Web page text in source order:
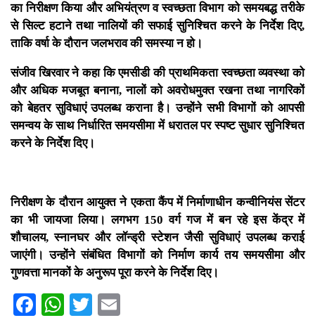
का निरीक्षण किया और अभियंत्रण व स्वच्छता विभाग को समयबद्ध तरीके
से सिल्ट हटाने तथा नालियों की सफाई सुनिश्चित करने के निर्देश दिए,
ताकि वर्षा के दौरान जलभराव की समस्या न हो।
संजीव खिरवार ने कहा कि एमसीडी की प्राथमिकता स्वच्छता व्यवस्था को
और अधिक मजबूत बनाना, नालों को अवरोधमुक्त रखना तथा नागरिकों
को बेहतर सुविधाएं उपलब्ध कराना है। उन्होंने सभी विभागों को आपसी
समन्वय के साथ निर्धारित समयसीमा में धरातल पर स्पष्ट सुधार सुनिश्चित
करने के निर्देश दिए।
निरीक्षण के दौरान आयुक्त ने एकता कैंप में निर्माणाधीन कन्वीनियंस सेंटर
का भी जायजा लिया। लगभग 150 वर्ग गज में बन रहे इस केंद्र में
शौचालय, स्नानघर और लॉन्ड्री स्टेशन जैसी सुविधाएं उपलब्ध कराई
जाएंगी। उन्होंने संबंधित विभागों को निर्माण कार्य तय समयसीमा और
गुणवत्ता मानकों के अनुरूप पूरा करने के निर्देश दिए।
Facebook
WhatsApp
Twitter